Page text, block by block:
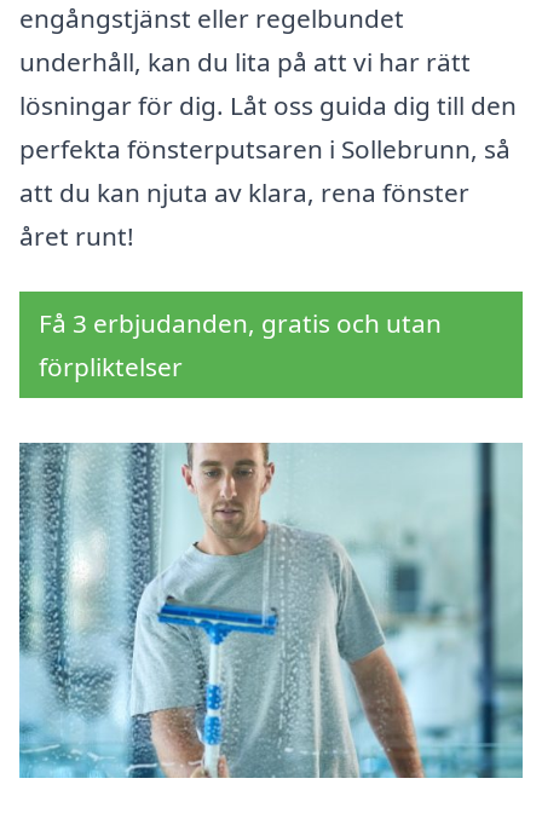
engångstjänst eller regelbundet
underhåll, kan du lita på att vi har rätt
lösningar för dig. Låt oss guida dig till den
perfekta fönsterputsaren i Sollebrunn, så
att du kan njuta av klara, rena fönster
året runt!
Få 3 erbjudanden, gratis och utan
förpliktelser